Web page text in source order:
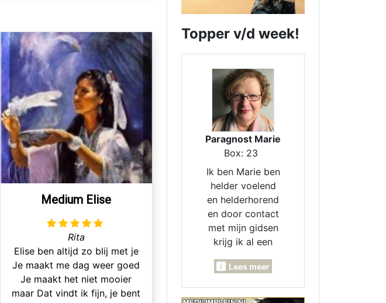
Medium Elise
Rita
Elise ben altijd zo blij met je
Je maakt me dag weer goed
Je maakt het niet mooier
maar Dat vindt ik fijn, je bent
Topper v/d week!
Paragnost Marie
Box: 23
Ik ben Marie ben
helder voelend
en helderhorend
en door contact
met mijn gidsen
krijg ik al een
door van een
situatie, heb een
Lees meer